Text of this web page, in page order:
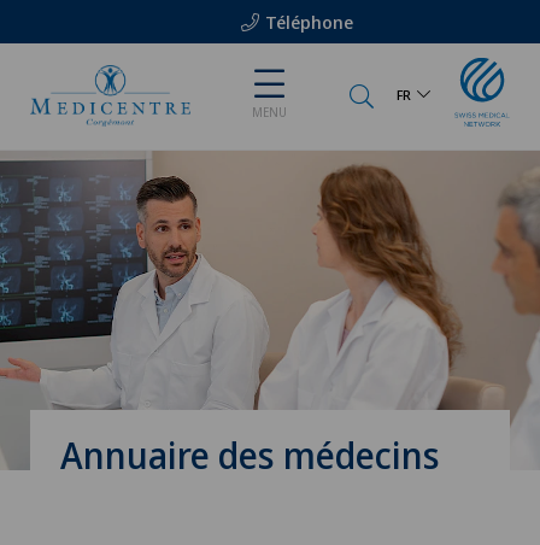
Téléphone
MENU
FR
Annuaire des médecins